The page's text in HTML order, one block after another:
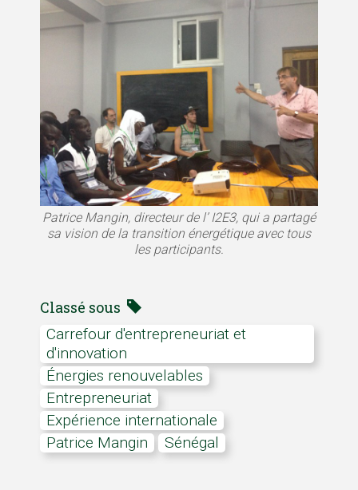
Patrice Mangin, directeur de l’ I2E3, qui a partagé
sa vision de la transition énergétique avec tous
les participants.
Classé sous
Carrefour d'entrepreneuriat et
d'innovation
Énergies renouvelables
Entrepreneuriat
Expérience internationale
Patrice Mangin
Sénégal